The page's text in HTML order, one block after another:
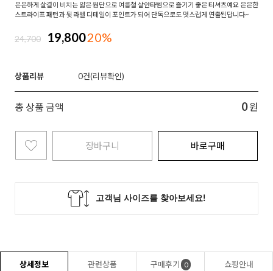
은은하게 살결이 비치는 얇은 원단으로 여름철 살안타템으로 즐기기 좋은 티셔츠예요 은은한
스트라이프 패턴과 뒷 라벨 디테일이 포인트가 되어 단독으로도 멋스럽게 연출된답니다~
24,700 19,80020%
상품리뷰 0
총 상품 금액 0 원
장바구니 바로구매
상세정보 관련상품 구매후기 0 쇼핑안내